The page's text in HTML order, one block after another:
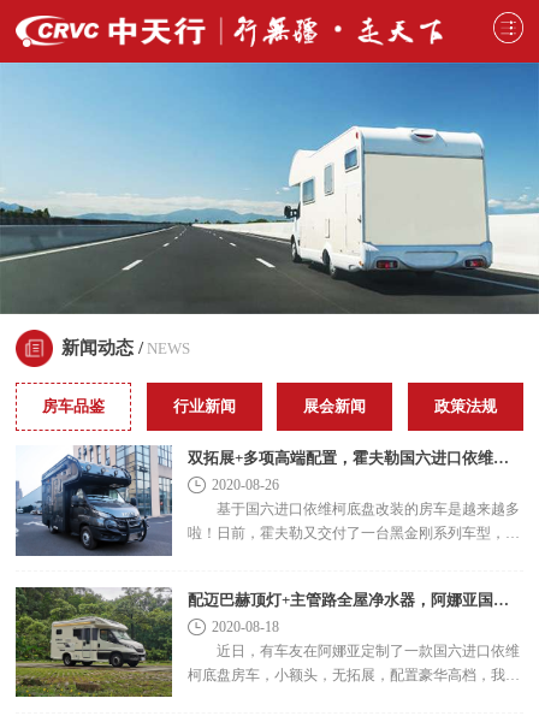
新闻动态 / NEWS
房车品鉴 行业新闻 展会新闻 政策法规
双拓展+多项高端配置，霍夫勒国六进口依维柯房车
2020-08-26
基于国六进口依维柯底盘改装的房车是越来越多
啦！日前，霍夫勒又交付了一台黑金刚系列车型，同
配迈巴赫顶灯+主管路全屋净水器，阿娜亚国六进口依维柯房车
2020-08-18
近日，有车友在阿娜亚定制了一款国六进口依维
柯底盘房车，小额头，无拓展，配置豪华高档，我们